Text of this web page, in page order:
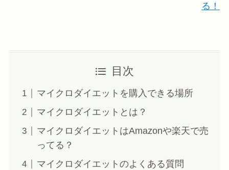
る！
目次
マイクロダイエットを購入できる場所
マイクロダイエットとは？
マイクロダイエットはAmazonや楽天で売
ってる？
マイクロダイエットのよくある質問